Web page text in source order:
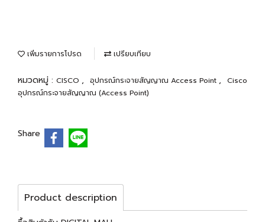
เพิ่มรายการโปรด เปรียบเทียบ
หมวดหมู่ : CISCO , อุปกรณ์กระจายสัญญาณ Access Point ,
Cisco
อุปกรณ์กระจายสัญญาณ (Access Point)
Share
Product description